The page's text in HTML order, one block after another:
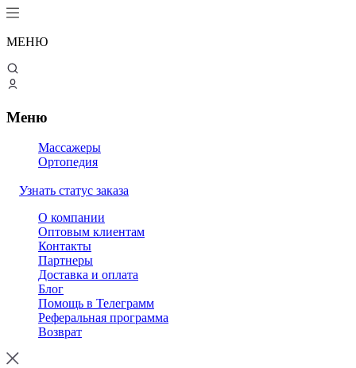
МЕНЮ
Меню
Массажеры
Ортопедия
Узнать статус заказа
О компании
Оптовым клиентам
Контакты
Партнеры
Доставка и оплата
Блог
Помощь в Телеграмм
Реферальная программа
Возврат